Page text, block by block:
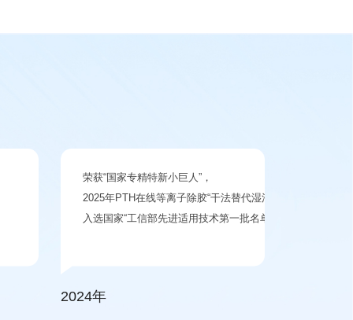
荣获“国家专精特新小巨人”，
2025年PTH在线等离子除胶“干法替代湿法”工艺获得CPCA
入选国家“工信部先进适用技术第一批名单”。
2024年